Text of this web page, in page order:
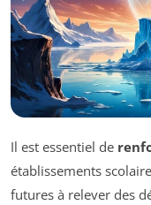
Il est essentiel de
établissements
futures à relever des